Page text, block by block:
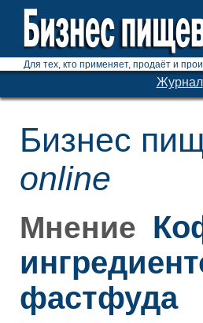
Для тех, кто применяет, продаёт и
Журнал
Бизнес
online
Мнение
фастфуда